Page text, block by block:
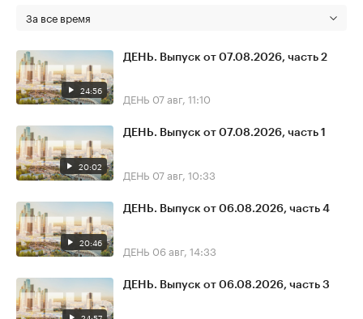
За все время
24:56
ДЕНЬ. Выпуск от 07.08.2026, часть 2
ДЕНЬ 07 авг, 11:10
20:02
ДЕНЬ. Выпуск от 07.08.2026, часть 1
ДЕНЬ 07 авг, 10:33
20:46
ДЕНЬ. Выпуск от 06.08.2026, часть 4
ДЕНЬ 06 авг, 14:33
ДЕНЬ. Выпуск от 06.08.2026, часть 3